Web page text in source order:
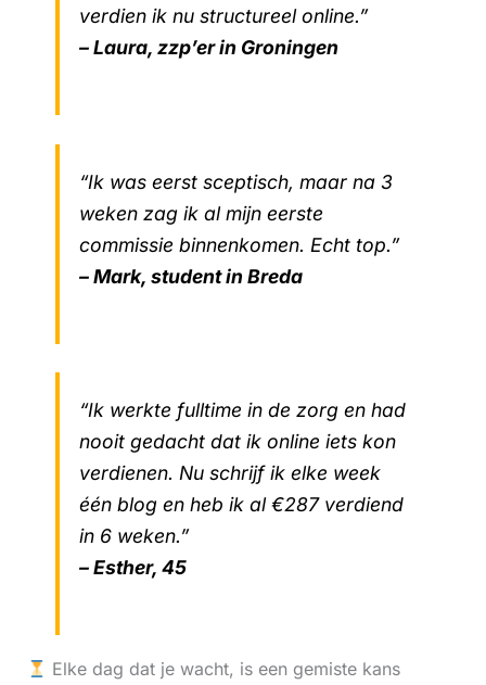
verdien ik nu structureel online.”
– Laura, zzp’er in Groningen
“Ik was eerst sceptisch, maar na 3
weken zag ik al mijn eerste
commissie binnenkomen. Echt top.”
– Mark, student in Breda
“Ik werkte fulltime in de zorg en had
nooit gedacht dat ik online iets kon
verdienen. Nu schrijf ik elke week
één blog en heb ik al €287 verdiend
in 6 weken.”
– Esther, 45
Elke dag dat je wacht, is een gemiste kans